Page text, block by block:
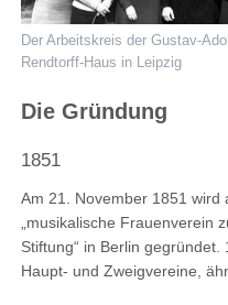
Der Arbeitskreis der Gustav-
Rendtorff-Haus in Leipzig
Die Gründung
1851
Am 21. November 1851 wird
„musikalische Frauenverein
Stiftung“ in Berlin
Haupt- und Zweigvereine,